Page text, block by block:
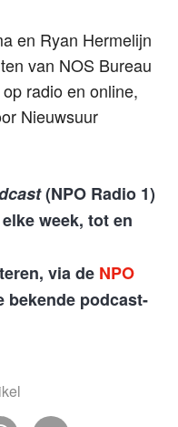
en Ryan Hermelijn
van NOS Bureau
radio en online,
Nieuwsuur
(NPO Radio 1)
week, tot en
via de NPO
bekende podcast-